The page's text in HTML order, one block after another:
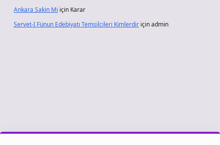
Ankara Sakin Mi için Karar
Servet-I Fünun Edebiyatı Temsilcileri Kimlerdir içinadmin